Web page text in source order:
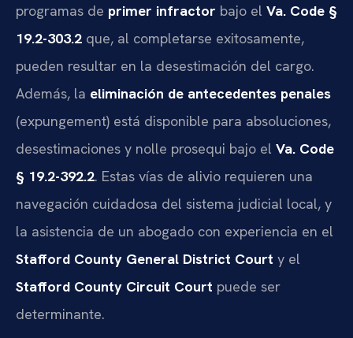
programas de primer infractor bajo el Va. Code §
19.2-303.2 que, al completarse exitosamente,
pueden resultar en la desestimación del cargo.
Además, la eliminación de antecedentes penales
(expungement) está disponible para absoluciones,
desestimaciones y nolle prosequi bajo el Va. Code
§ 19.2-392.2. Estas vías de alivio requieren una
navegación cuidadosa del sistema judicial local, y
la asistencia de un abogado con experiencia en el
Stafford County General District Court y el
Stafford County Circuit Court puede ser
determinante.